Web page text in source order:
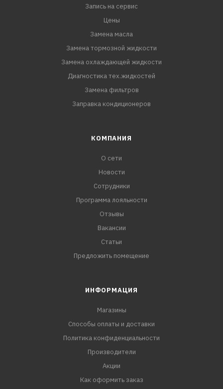
Запись на сервис
Цены
Замена масла
Замена тормозной жидкости
Замена охлаждающей жидкости
Диагностика тех.жидкостей
Замена фильтров
Заправка кондиционеров
КОМПАНИЯ
О сети
Новости
Сотрудники
Программа лояльности
Отзывы
Вакансии
Статьи
Предложить помещение
ИНФОРМАЦИЯ
Магазины
Способы оплаты и доставки
Политика конфиденциальности
Производители
Акции
Как оформить заказ